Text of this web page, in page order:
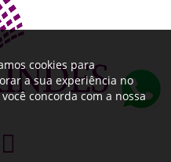
cookies para
a sua experiência no
concorda com a nossa